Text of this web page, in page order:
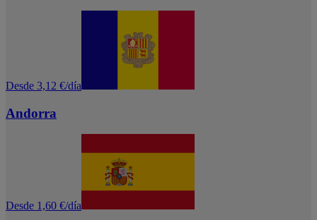
Desde 3,12 €/día
Andorra
Desde 1,60 €/día